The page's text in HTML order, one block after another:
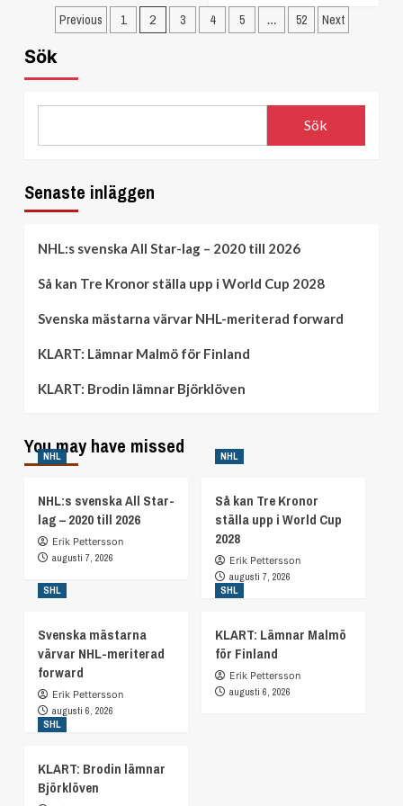
about
De
agency
Sidnumrering
Previous 1 2 3 4 5 … 52 Next
Sök
Sök
Senaste inläggen
NHL:s svenska All Star-lag – 2020 till 2026
Så kan Tre Kronor ställa upp i World Cup 2028
Svenska mästarna värvar NHL-meriterad forward
KLART: Lämnar Malmö för Finland
KLART: Brodin lämnar Björklöven
You may have missed
NHL
NHL:s svenska All Star-
lag – 2020 till 2026
Erik Pettersson
augusti 7, 2026
NHL
Så kan Tre Kronor
ställa upp i World Cup
2028
Erik Pettersson
augusti 7, 2026
SHL
Svenska mästarna
värvar NHL-meriterad
forward
Erik Pettersson
augusti 6, 2026
SHL
KLART: Lämnar Malmö
för Finland
Erik Pettersson
augusti 6, 2026
SHL
KLART: Brodin lämnar
Björklöven